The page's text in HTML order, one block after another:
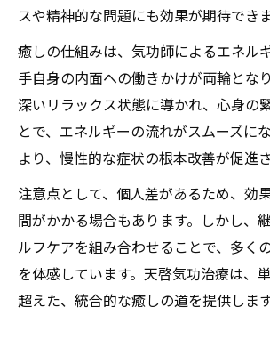
スや精神的な問題にも効果が期待できま
癒しの仕組みは、気功師によるエネル
手自身の内面への働きかけが両輪とな
深いリラックス状態に導かれ、心身の
とで、エネルギーの流れがスムーズに
より、慢性的な症状の根本改善が促進さ
注意点として、個人差があるため、効
間がかかる場合もあります。しかし、
ルフケアを組み合わせることで、多く
を体感しています。天啓気功治療は、
超えた、統合的な癒しの道を提供します